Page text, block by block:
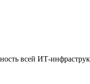
всей ИТ-